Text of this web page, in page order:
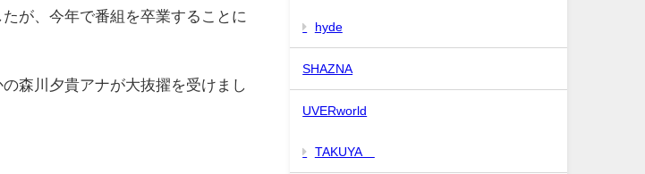
が、今年で番組を卒業することに
森川夕貴アナが大抜擢を受けまし
hyde
SHAZNA
UVERworld
TAKUYA∞